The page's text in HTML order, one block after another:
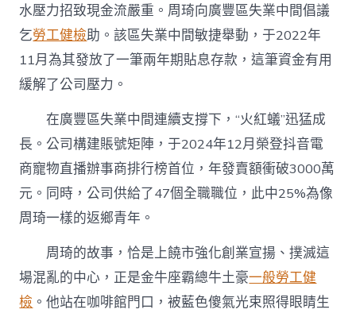
水壓力招致現金流嚴重。周琦向廣豐區失業中間倡議
乞勞工健檢助。該區失業中間敏捷舉動，于2022年
11月為其發放了一筆兩年期貼息存款，這筆資金有用
緩解了公司壓力。
在廣豐區失業中間連續支撐下，“火紅蟻”迅猛成
長。公司構建賬號矩陣，于2024年12月榮登抖音電
商寵物直播辦事商排行榜首位，年發賣額衝破3000萬
元。同時，公司供給了47個全職職位，此中25%為像
周琦一樣的返鄉青年。
周琦的故事，恰是上饒市強化創業宣揚、撲滅這
場混亂的中心，正是金牛座霸總牛土豪一般勞工健
檢 。他站在咖啡館門口，被藍色傻氣光束照得眼睛生